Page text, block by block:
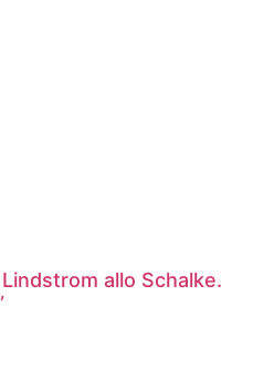
allo Schalke.